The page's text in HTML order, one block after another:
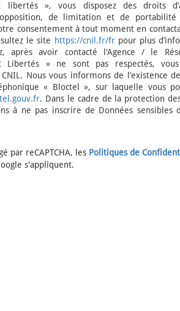
libertés », vous disposez des droits
de limitation et de
consentement à tout moment en
le site https://cnil.fr/frpour plus
après avoir contacté l'Agence / le
Libertés » ne sont pas respectés,
Nous vous informons de l’existence
« Bloctel », sur laquelle vous
. Dans le cadre de la protection
à ne pas inscrire de Données sensibles
par reCAPTCHA, les Politiques de
s'appliquent.